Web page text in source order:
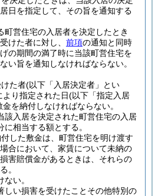
日を指定して、その旨を通知する
町営住宅の入居者を決定したとき
けた者に対し、 前項の通知と同時
の期間の満了時に当該町営住宅を
い旨を通知しなければならない。
た者(以下「入居決定者」とい
より指定された日(以下「指定入居
金を納付しなければならない。
該入居を決定された町営住宅の入居
相当する額とする。
した敷金は、町営住宅を明け渡す
合において、家賃について未納の
害賠償金があるときは、それらの
。
い。
しい損害を受けたことその他特別の